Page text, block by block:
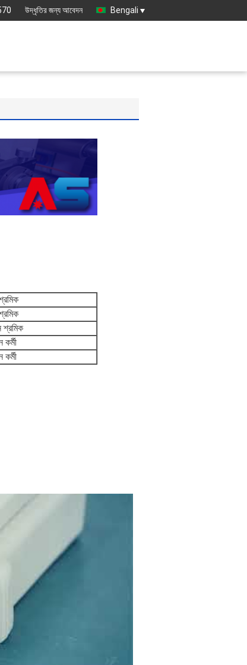
উদ্ধৃতির জন্য আবেদন Bengali